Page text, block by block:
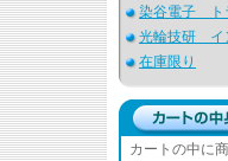
染谷電子 ト
光輪技研 イ
在庫限り
カートの中に